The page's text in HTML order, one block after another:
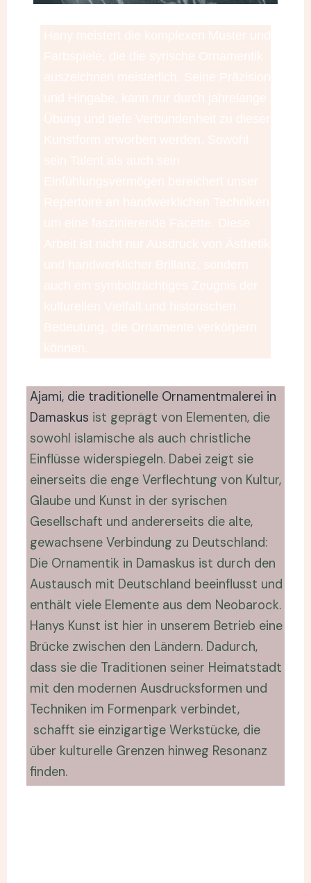
Ajami, die traditionelle Ornamentmalerei in
Damaskus ist geprägt von Elementen, die
sowohl islamische als auch christliche
Einflüsse widerspiegeln. Dabei zeigt sie
einerseits die enge Verflechtung von Kultur,
Glaube und Kunst in der syrischen
Gesellschaft und andererseits die alte,
gewachsene Verbindung zu Deutschland:
Die Ornamentik in Damaskus ist durch den
Austausch mit Deutschland beeinflusst und
enthält viele Elemente aus dem Neobarock.
Hanys Kunst ist hier in unserem Betrieb eine
Brücke zwischen den Ländern. Dadurch,
dass sie die Traditionen seiner Heimatstadt
mit den modernen Ausdrucksformen und
Techniken im Formenpark verbindet,
schafft sie einzigartige Werkstücke, die
über kulturelle Grenzen hinweg Resonanz
finden.